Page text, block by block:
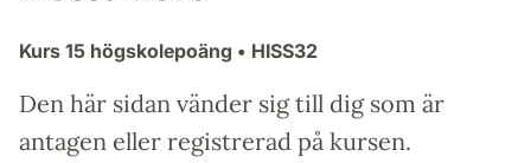
Kurs 15 högskolepoäng • HISS32
Den här sidan vänder sig till dig som är
antagen eller registrerad på kursen.